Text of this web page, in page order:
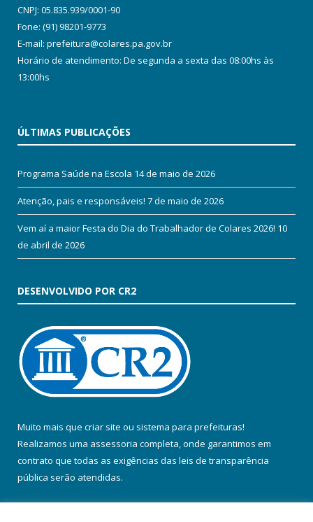
CNPJ: 05.835.939/0001-90
Fone: (91) 98201-9773
E-mail: prefeitura@colares.pa.gov.br
Horário de atendimento: De segunda a sexta das 08:00hs às
13:00hs
ÚLTIMAS PUBLICAÇÕES
Programa Saúde na Escola 14 de maio de 2026
Atenção, pais e responsáveis! 7 de maio de 2026
Vem aí a maior Festa do Dia do Trabalhador de Colares 2026! 10
de abril de 2026
DESENVOLVIDO POR CR2
Muito mais que criar site ou sistema para prefeituras!
Realizamos uma assessoria completa, onde garantimos em
contrato que todas as exigências das leis de transparência
pública serão atendidas.